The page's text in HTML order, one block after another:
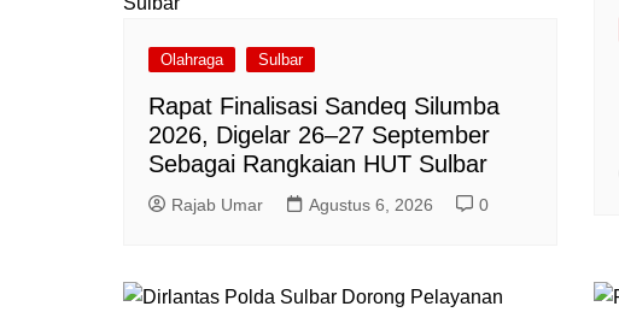
Olahraga Sulbar
Rapat Finalisasi Sandeq Silumba
2026, Digelar 26–27 September
Sebagai Rangkaian HUT Sulbar
Rajab Umar Agustus 6, 2026 0